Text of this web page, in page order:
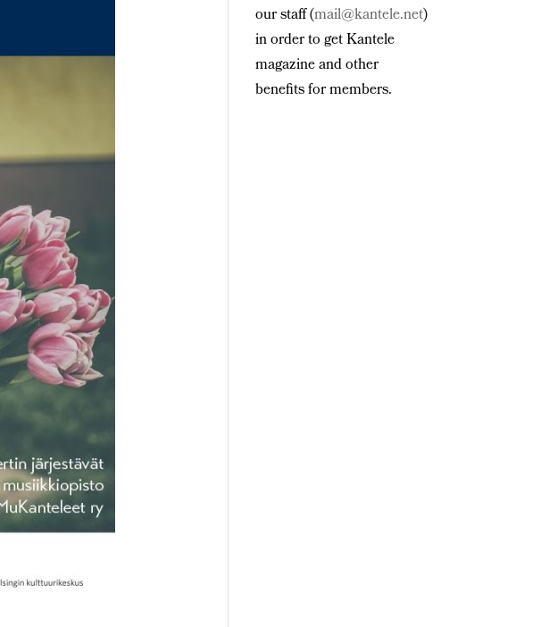
our staff (mail@kantele.net)
in order to get Kantele
magazine and other
benefits for members.